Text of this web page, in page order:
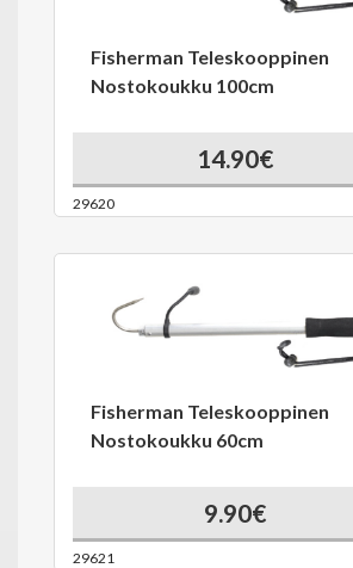
Fisherman Teleskooppinen
Nostokoukku 100cm
14.90€
29620
Fisherman Teleskooppinen
Nostokoukku 60cm
9.90€
29621